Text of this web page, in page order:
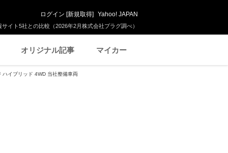
イト5社との比較（2026年2月株式会社プラグ調べ）
ログイン [新規取得] Yahoo! JAPAN
オリジナル記事 マイカー
イブリッド 4WD 当社整備車両